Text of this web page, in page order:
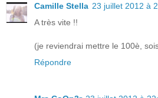
Camille Stella 23 juillet 2012 à
A très vite !!
(je reviendrai mettre le 100è,
Répondre